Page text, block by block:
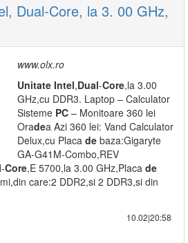
Dual-Core, la 3. 00 GHz,
www.olx.ro
Unitate Intel,Dual-Core,la 3.00
GHz,cu DDR3. Laptop – Calculator
Sisteme PC – Monitoare 360 lei
Oradea Azi 360 lei: Vand Calculator
Delux,cu Placa de baza:Gigaryte
GA-G41M-Combo,REV
-Core,E 5700,la 3.00 GHz,Placa de
care:2 DDR2,si 2 DDR3,si din
10.02|20:58